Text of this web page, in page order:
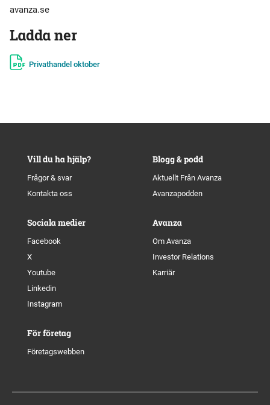
avanza.se
Ladda ner
Privathandel oktober
Vill du ha hjälp?
Frågor & svar
Kontakta oss
Blogg & podd
Aktuellt Från Avanza
Avanzapodden
Sociala medier
Facebook
X
Youtube
Linkedin
Instagram
Avanza
Om Avanza
Investor Relations
Karriär
För företag
Företagswebben